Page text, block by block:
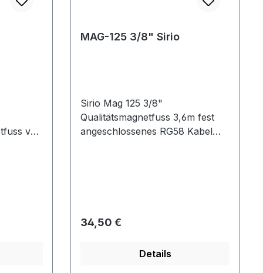
von
mit
MAG-125 3/8" Sirio
Sirio Mag 125 3/8"
Qualitätsmagnetfuss 3,6m fest
angeschlossenes RG58 Kabel
Regulärer Preis:
34,50 €
Details